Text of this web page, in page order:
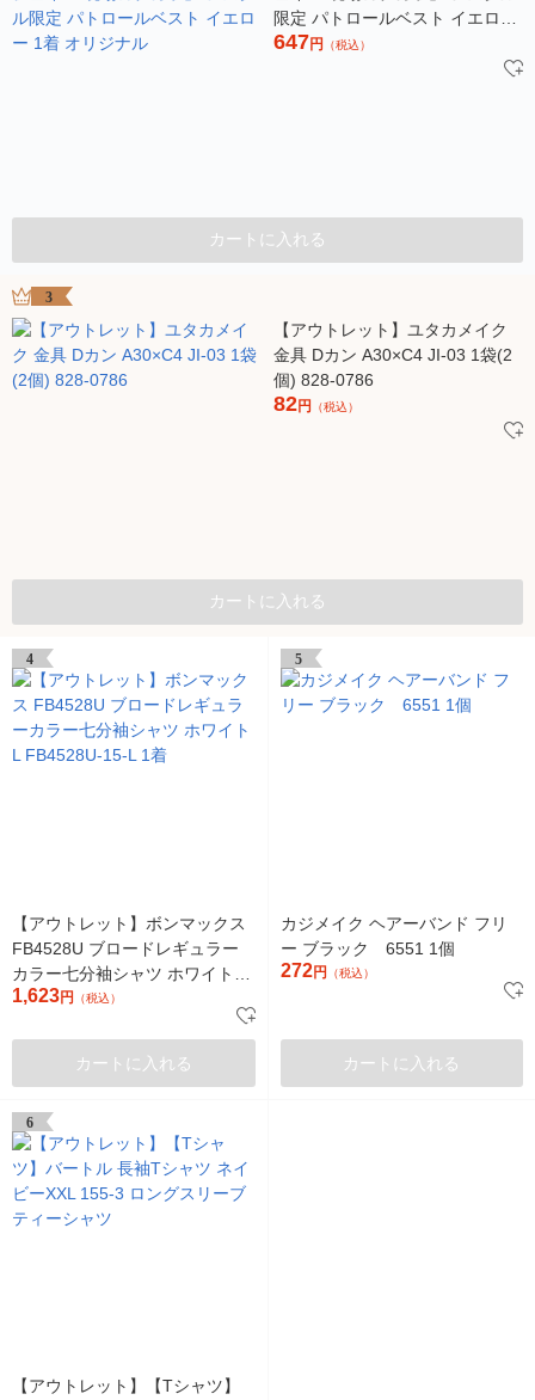
限定 パトロールベスト イエロー
1着 オリジナル
647円 （税込）
カートに入れる
3
【アウトレット】ユタカメイク
金具 Dカン A30×C4 JI-03 1袋(2
個) 828-0786
82円 （税込）
カートに入れる
4
【アウトレット】ボンマックス
FB4528U ブロードレギュラー
カラー七分袖シャツ ホワイト L
FB4528U-15-L 1着
1,623円 （税込）
カートに入れる
5
カジメイク ヘアーバンド フリ
ー ブラック 6551 1個
272円 （税込）
カートに入れる
6
【アウトレット】【Tシャツ】